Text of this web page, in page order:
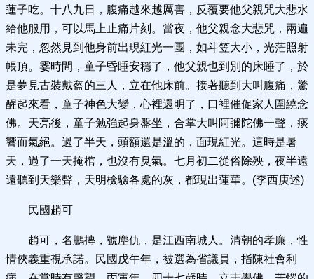
蓮子吃。十八九日，腹痛越來越厲害，反覆要他父親咒大悲水
給他服用，可以馬上止痛片刻。當夜，他父親念大悲咒，兩遍
未完，忽然見到他身前出現紅光一團，如斗笠大小，光茫照射
帳頂。霎時間，童子昏睡安穩了，他父親也到別的床睡了，於
是夢見古裝戴盔的三人，立在他床前。接著聽到大叫腹痛，驚
醒起來看，童子神色大變，心裡還明了，口裡催促家人圍繞念
佛。天亮後，童子勉強起身盤坐，合掌大叫阿彌陀佛一聲，痰
響而氣絕。過了半天，頭額還是溫的，面現紅光。這時是暑
天，過了一天掩棺，也沒有臭氣。七月初二從俗除殃，夜半遠
遠聽到天樂聲，天明檢驗各處的灰，都現出蓮華。(李西庚述)
民國趙可
趙可，名鵬摶，號塵仇，是江西南城人。清朝的孝廉，性
情俠義重視承諾。民國戊午年，被選為省議員，指陳社會利